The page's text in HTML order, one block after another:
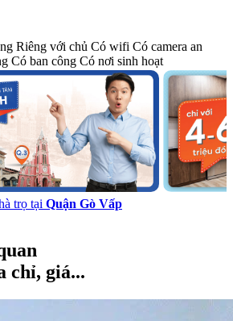
Riêng với chủ Có wifi Có camera an
Có ban công Có nơi sinh hoạt
trọ tại Quận Gò Vấp
chỉ, giá...